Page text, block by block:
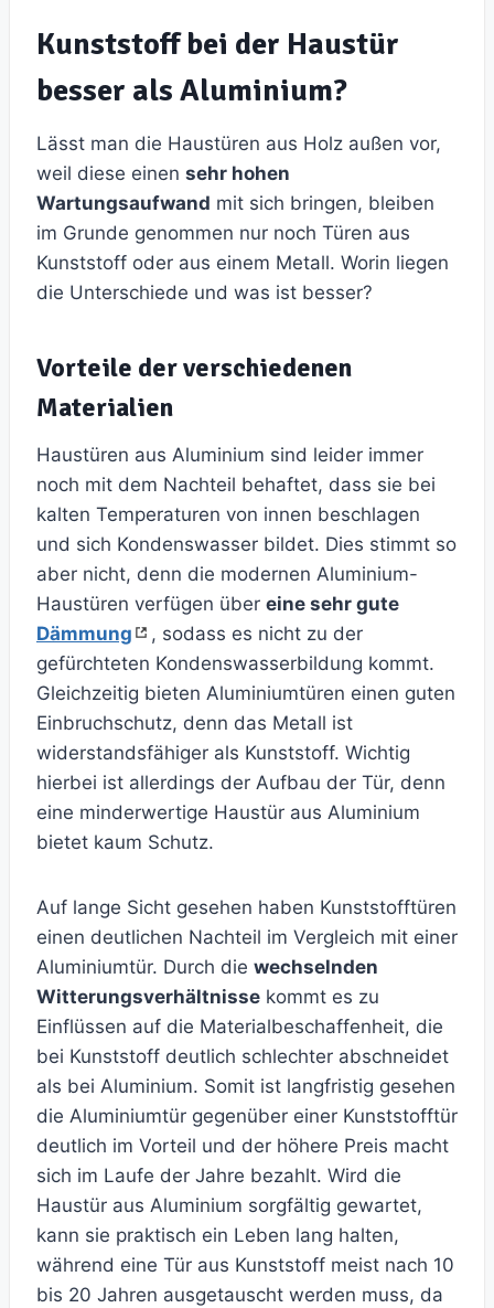
Kunststoff bei der Haustür
besser als Aluminium?
Lässt man die Haustüren aus Holz außen vor,
weil diese einen sehr hohen
Wartungsaufwand mit sich bringen, bleiben
im Grunde genommen nur noch Türen aus
Kunststoff oder aus einem Metall. Worin liegen
die Unterschiede und was ist besser?
Vorteile der verschiedenen
Materialien
Haustüren aus Aluminium sind leider immer
noch mit dem Nachteil behaftet, dass sie bei
kalten Temperaturen von innen beschlagen
und sich Kondenswasser bildet. Dies stimmt so
aber nicht, denn die modernen Aluminium-
Haustüren verfügen über eine sehr gute
Dämmung
, sodass es nicht zu der
gefürchteten Kondenswasserbildung kommt.
Gleichzeitig bieten Aluminiumtüren einen guten
Einbruchschutz, denn das Metall ist
widerstandsfähiger als Kunststoff. Wichtig
hierbei ist allerdings der Aufbau der Tür, denn
eine minderwertige Haustür aus Aluminium
bietet kaum Schutz.
Auf lange Sicht gesehen haben Kunststofftüren
einen deutlichen Nachteil im Vergleich mit einer
Aluminiumtür. Durch die wechselnden
Witterungsverhältnisse kommt es zu
Einflüssen auf die Materialbeschaffenheit, die
bei Kunststoff deutlich schlechter abschneidet
als bei Aluminium. Somit ist langfristig gesehen
die Aluminiumtür gegenüber einer Kunststofftür
deutlich im Vorteil und der höhere Preis macht
sich im Laufe der Jahre bezahlt. Wird die
Haustür aus Aluminium sorgfältig gewartet,
kann sie praktisch ein Leben lang halten,
während eine Tür aus Kunststoff meist nach 10
bis 20 Jahren ausgetauscht werden muss, da